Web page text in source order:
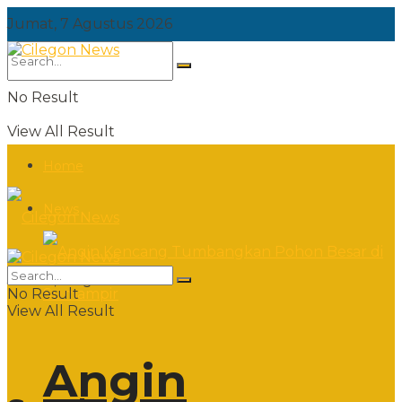
Jumat, 7 Agustus 2026
No Result
View All Result
Angin
Jumat, 7 Agustus 2026
No Result
View All Result